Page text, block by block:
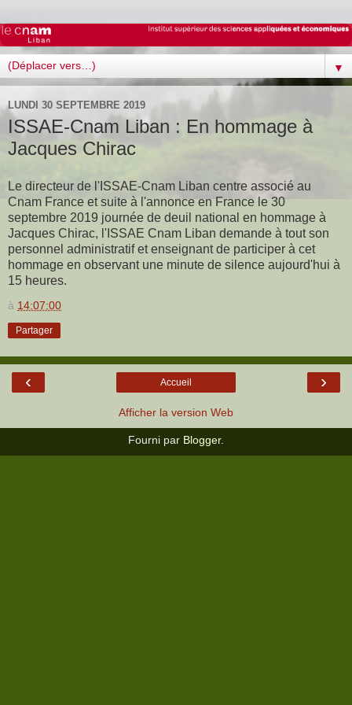
▼
LUNDI 30 SEPTEMBRE 2019
ISSAE-Cnam Liban : En hommage à
Jacques Chirac
Le directeur de l'ISSAE-Cnam Liban centre associé au
Cnam France et suite à l'annonce en France le 30
septembre 2019 journée de deuil national en hommage à
Jacques Chirac, l'ISSAE Cnam Liban demande à tout son
personnel administratif et enseignant de participer à cet
hommage en observant une minute de silence aujourd'hui à
15 heures.
à 14:07:00
Partager
‹ ›
Accueil
Afficher la version Web
Fourni par Blogger.